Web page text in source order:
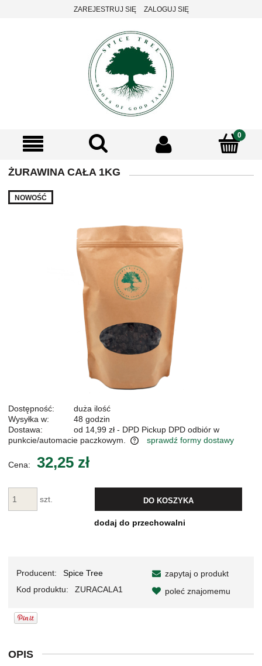
ZAREJESTRUJ SIĘ ZALOGUJ SIĘ
ŻURAWINA CAŁA 1KG
NOWOŚĆ
Dostępność:
duża ilość
Wysyłka w:
48 godzin
Dostawa:
od 14,99 zł - DPD Pickup DPD odbiór w
punkcie/automacie paczkowym.
sprawdź formy dostawy
Cena: 32,25 zł
szt. DO KOSZYKA
dodaj do przechowalni
Producent:
Spice Tree
Kod produktu:
ZURACALA1
zapytaj o produkt
poleć znajomemu
OPIS